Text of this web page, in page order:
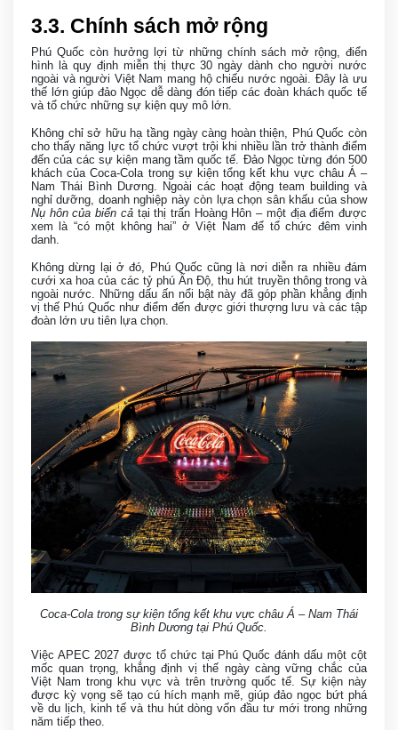
3.3. Chính sách mở rộng
Phú Quốc còn hưởng lợi từ những chính sách mở rộng, điển
hình là quy định miễn thị thực 30 ngày dành cho người nước
ngoài và người Việt Nam mang hộ chiếu nước ngoài. Đây là ưu
thế lớn giúp đảo Ngọc dễ dàng đón tiếp các đoàn khách quốc tế
và tổ chức những sự kiện quy mô lớn.
Không chỉ sở hữu hạ tầng ngày càng hoàn thiện, Phú Quốc còn
cho thấy năng lực tổ chức vượt trội khi nhiều lần trở thành điểm
đến của các sự kiện mang tầm quốc tế. Đảo Ngọc từng đón 500
khách của Coca-Cola trong sự kiện tổng kết khu vực châu Á –
Nam Thái Bình Dương. Ngoài các hoạt động team building và
nghỉ dưỡng, doanh nghiệp này còn lựa chọn sân khấu của show
Nụ hôn của biển cảtại thị trấn Hoàng Hôn – một địa điểm được
xem là “có một không hai” ở Việt Nam để tổ chức đêm vinh
danh.
Không dừng lại ở đó, Phú Quốc cũng là nơi diễn ra nhiều đám
cưới xa hoa của các tỷ phú Ấn Độ, thu hút truyền thông trong và
ngoài nước. Những dấu ấn nổi bật này đã góp phần khẳng định
vị thế Phú Quốc như điểm đến được giới thượng lưu và các tập
đoàn lớn ưu tiên lựa chọn.
Coca-Cola trong sự kiện tổng kết khu vực châu Á – Nam Thái
Bình Dương tại Phú Quốc.
Việc APEC 2027 được tổ chức tại Phú Quốc đánh dấu một cột
mốc quan trọng, khẳng định vị thế ngày càng vững chắc của
Việt Nam trong khu vực và trên trường quốc tế. Sự kiện này
được kỳ vọng sẽ tạo cú hích mạnh mẽ, giúp đảo ngọc bứt phá
về du lịch, kinh tế và thu hút dòng vốn đầu tư mới trong những
năm tiếp theo.